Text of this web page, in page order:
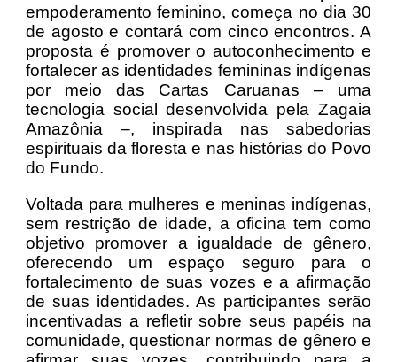
empoderamento feminino, começa no dia 30
de agosto e contará com cinco encontros. A
proposta é promover o autoconhecimento e
fortalecer as identidades femininas indígenas
por meio das Cartas Caruanas – uma
tecnologia social desenvolvida pela Zagaia
Amazônia –, inspirada nas sabedorias
espirituais da floresta e nas histórias do Povo
do Fundo.
Voltada para mulheres e meninas indígenas,
sem restrição de idade, a oficina tem como
objetivo promover a igualdade de gênero,
oferecendo um espaço seguro para o
fortalecimento de suas vozes e a afirmação
de suas identidades. As participantes serão
incentivadas a refletir sobre seus papéis na
comunidade, questionar normas de gênero e